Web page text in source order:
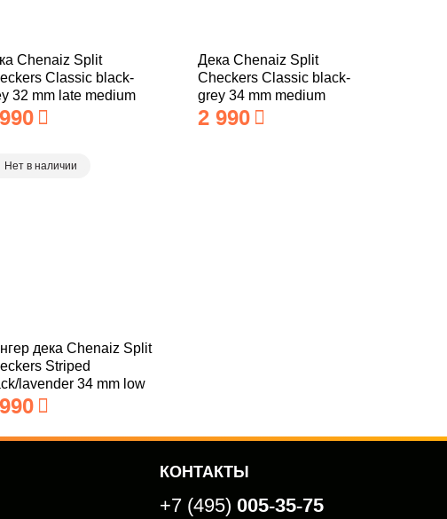
Chenaiz Split
Classic black-
32 mm late medium
Дека Chenaiz Split
Checkers Classic black-
grey 34 mm medium
2 990
Нет в наличии
дека Chenaiz Split
Striped
lavender 34 mm low
КОНТАКТЫ
+7 (495) 005-35-75